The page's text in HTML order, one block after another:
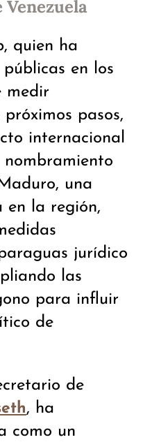
quien ha
en los
medir
pasos,
internacional
nombramiento
una
en la región,
jurídico
las
para influir
de
de
, ha
como un